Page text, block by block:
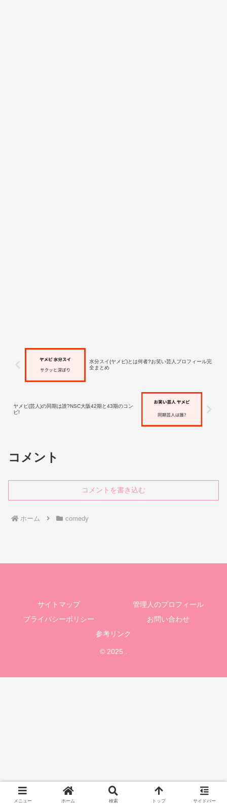
水分スイ(ヤメピ)とは何者?お笑い芸人プロフィール完
全まとめ
ヤメピ(芸人)の同期は誰?NSC大阪42期と43期のコン
ビ!
コメント
コメントを書き込む
ホーム comedy
サイトマップ
管理人のプロフィール
プライバシーポリシー
お問い合わせ
参考リンク
© 2025 .
メニュー ホーム 検索 トップ サイドバー